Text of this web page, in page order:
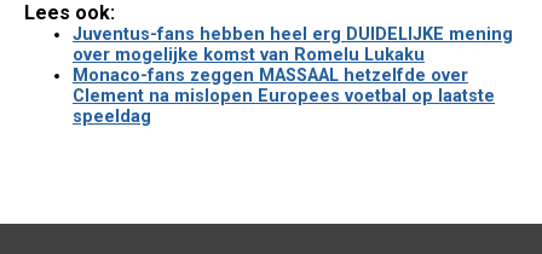
Lees ook:
Juventus-fans hebben heel erg DUIDELIJKE mening
over mogelijke komst van Romelu Lukaku
Monaco-fans zeggen MASSAAL hetzelfde over
Clement na mislopen Europees voetbal op laatste
speeldag